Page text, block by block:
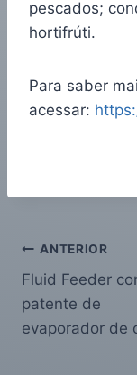
pescados;
hortifrúti.
Para saber
acessar:
ANTERIOR
Fluid Feeder
patente de
evaporador de